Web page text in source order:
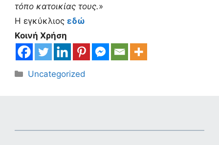
τόπο κατοικίας τους.»
Η εγκύκλιος εδώ
Κοινή Χρήση
Κατηγορίες
Uncategorized